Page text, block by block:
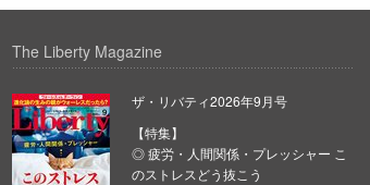
The Liberty Magazine
ザ・リバティ2026年9月号
【特集】
◎ 疲労・人間関係・プレッシャー こ
のストレスどう抜こう